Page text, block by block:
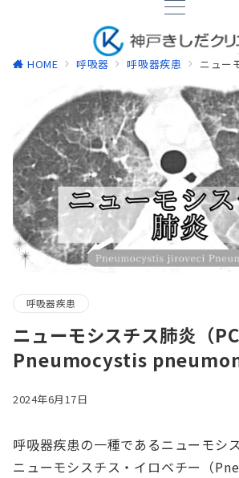
HOME 呼吸器 呼吸器疾患 ニュー
呼吸器疾患
ニューモシスチス肺炎（
Pneumocystis
2024年6月17日
呼吸器疾患の一種であるニューモシ
ニューモシスチス・イロベチー（